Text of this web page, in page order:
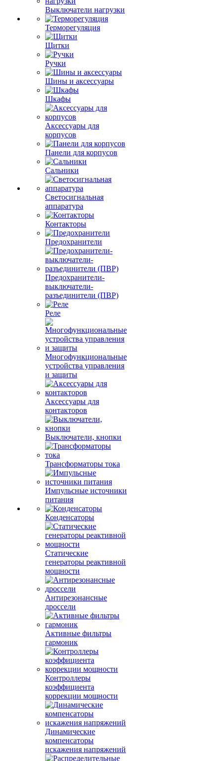
Выключатели нагрузки
Терморегуляция
Щитки
Ручки
Шины и аксессуары
Шкафы
Аксессуары для
корпусов
Панели для корпусов
Сальники
Светосигнальная
аппаратура
Контакторы
Предохранители
Предохранители-
выключатели-
разъединители (ПВР)
Реле
Многофункциональные
устройства управления
и защиты
Аксессуары для
контакторов
Выключатели, кнопки
Трансформаторы тока
Импульсные источники
питания
Конденсаторы
Статические
генераторы реактивной
мощности
Антирезонансные
дроссели
Активные фильтры
гармоник
Контроллеры
коэффициента
коррекции мощности
Динамические
компенсаторы
искажения напряжений